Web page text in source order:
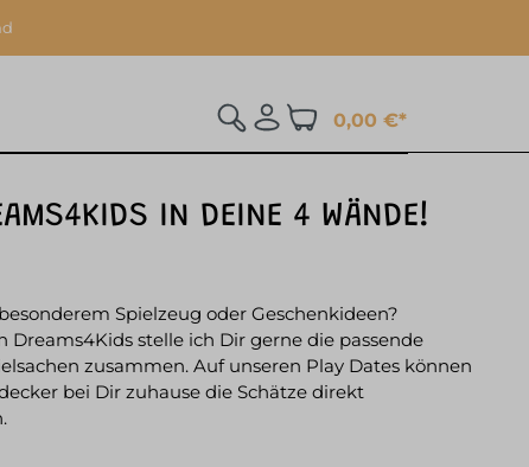
0,00 €*
IN DEINE 4 WÄNDE!
Spielzeug oder Geschenkideen?
Dreams4Kids stelle ich Dir gerne die passende
zusammen. Auf unseren Play Dates können
bei Dir zuhause die Schätze direkt